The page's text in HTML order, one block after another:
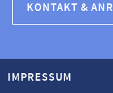
KONTAKT &
IMPRESSUM